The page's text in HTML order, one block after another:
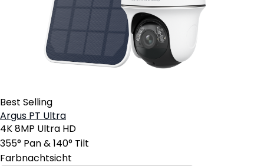
Best Selling
Argus PT Ultra
4K 8MP Ultra HD
355° Pan & 140° Tilt
Farbnachtsicht